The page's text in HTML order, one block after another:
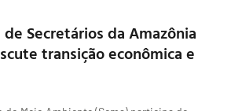
Secretários da Amazônia
transição econômica e